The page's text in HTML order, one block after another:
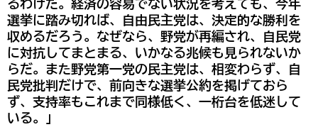
るわけだ。経済の容易でない状況を考えても、今年
選挙に踏み切れば、自由民主党は、決定的な勝利を
収めるだろう。なぜなら、野党が再編され、自民党
に対抗してまとまる、いかなる兆候も見られないか
らだ。また野党第一党の民主党は、相変わらず、自
民党批判だけで、前向きな選挙公約を掲げておら
ず、支持率もこれまで同様低く、一桁台を低迷して
いる。」